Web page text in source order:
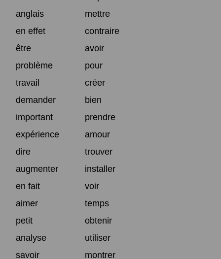
anglais
mettre
en effet
contraire
être
avoir
problème
pour
travail
créer
demander
bien
important
prendre
expérience
amour
dire
trouver
augmenter
installer
en fait
voir
aimer
temps
petit
obtenir
analyse
utiliser
savoir
montrer